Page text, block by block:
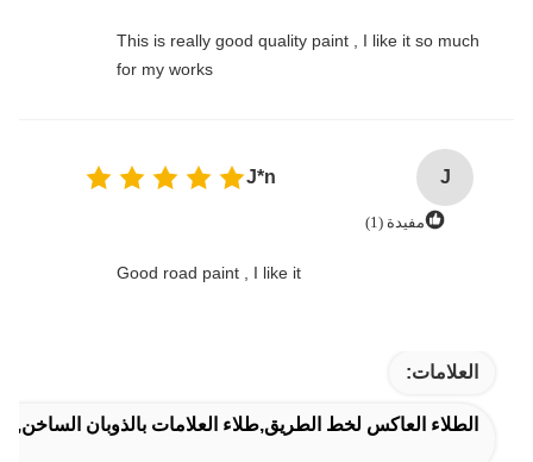
This is really good quality paint , I like it so much
for my works
J
J*n
مفيدة (1)
Good road paint , I like it
العلامات:
الطلاء العاكس لخط الطريق,طلاء العلامات بالذوبان